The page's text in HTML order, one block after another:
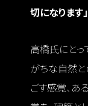
切になります」
高橋氏にと
がちな自然と
ごす感覚、あ